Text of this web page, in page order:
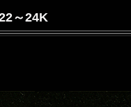
～24K